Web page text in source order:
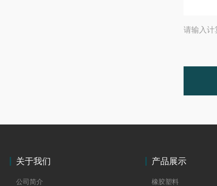
请输入计
关于我们
公司简介
产品展示
橡胶塑料